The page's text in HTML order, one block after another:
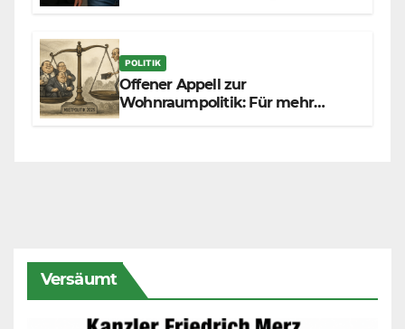
POLITIK
Offener Appell zur
Wohnraumpolitik: Für mehr
Versäumt